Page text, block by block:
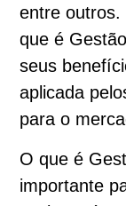
entre outros.
que é
seus
aplicada
para o
O que é
importante